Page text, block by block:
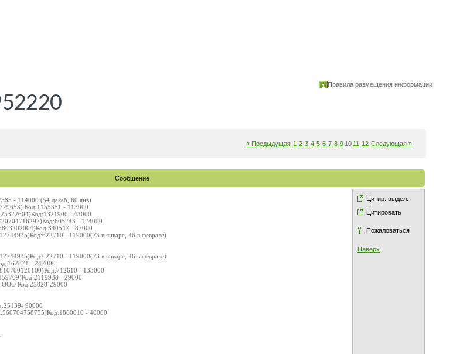
Правила размещения информации
« Предыдущая 1 2 3 4 5 6 7 8 9 10 11 12 Следующая »
Сообщение
Цитир. выдел.
Цитировать
Пожаловаться
Наверх
- 114000 (54 декаб, 60 янв)
Код:1155351 - 113000
- 43000
- 124000
- 87000
- 119000(73 в январе, 46 в феврале)
- 119000(73 в январе, 46 в феврале)
- 247000
- 133000
- 29000
Код:25828-29000
90000
- 46000